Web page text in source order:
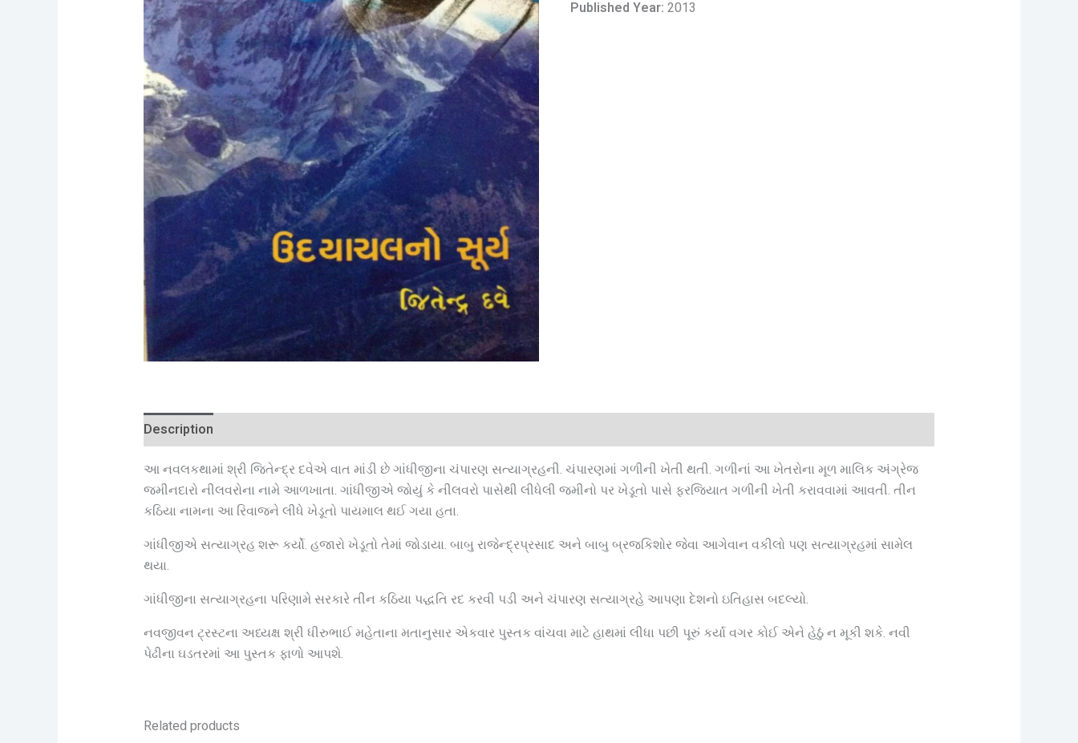
Published Year: 2013
Description
આ નવલકથામાં શ્રી જિતેન્દ્ર દવેએ વાત માંડી છે ગાંધીજીના ચંપારણ સત્યાગ્રહની. ચંપારણમાં ગળીની ખેતી થતી. ગળીનાં આ ખેતરોના મૂળ માલિક અંગ્રેજ
જમીનદારો નીલવરોના નામે આળખાતા. ગાંધીજીએ જોયું કે નીલવરો પાસેથી લીધેલી જમીનો પર ખેડૂતો પાસે ફરજિયાત ગળીની ખેતી કરાવવામાં આવતી. તીન
કઠિયા નામના આ રિવાજને લીધે ખેડૂતો પાયમાલ થઈ ગયા હતા.
ગાંધીજીએ સત્યાગ્રહ શરૂ કર્યો. હજારો ખેડૂતો તેમાં જોડાયા. બાબુ રાજેન્દ્રપ્રસાદ અને બાબુ બ્રજકિશોર જેવા આગેવાન વકીલો પણ સત્યાગ્રહમાં સામેલ
થયા.
ગાંધીજીના સત્યાગ્રહના પરિણામે સરકારે તીન કઠિયા પદ્ધતિ રદ કરવી પડી અને ચંપારણ સત્યાગ્રહે આપણા દેશનો ઇતિહાસ બદલ્યો.
નવજીવન ટ્રસ્ટના અધ્યક્ષ શ્રી ધીરુભાઈ મહેતાના મતાનુસાર એકવાર પુસ્તક વાંચવા માટે હાથમાં લીધા પછી પૂરું કર્યા વગર કોઈ એને હેઠું ન મૂકી શકે. નવી
પેઢીના ઘડતરમાં આ પુસ્તક ફાળો આપશે.
Related products